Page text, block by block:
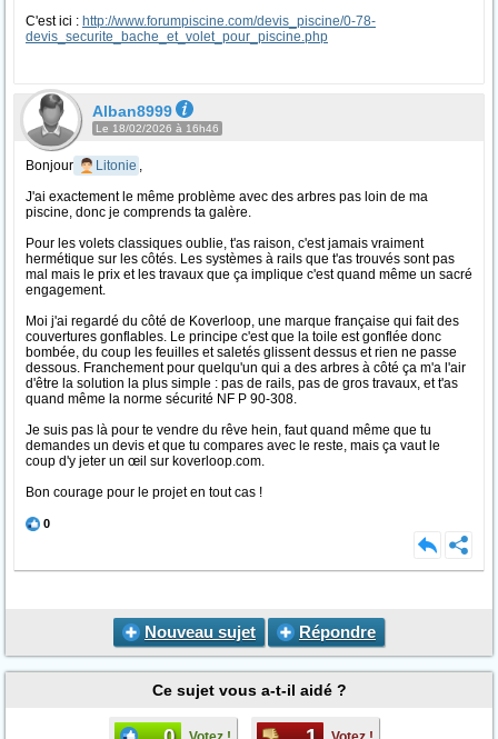
C'est ici : http://www.forumpiscine.com/devis_piscine/0-78-
devis_securite_bache_et_volet_pour_piscine.php
Alban8999
Le 18/02/2026 à 16h46
Bonjour Litonie ,
J'ai exactement le même problème avec des arbres pas loin de ma
piscine, donc je comprends ta galère.
Pour les volets classiques oublie, t'as raison, c'est jamais vraiment
hermétique sur les côtés. Les systèmes à rails que t'as trouvés sont pas
mal mais le prix et les travaux que ça implique c'est quand même un sacré
engagement.
Moi j'ai regardé du côté de Koverloop, une marque française qui fait des
couvertures gonflables. Le principe c'est que la toile est gonflée donc
bombée, du coup les feuilles et saletés glissent dessus et rien ne passe
dessous. Franchement pour quelqu'un qui a des arbres à côté ça m'a l'air
d'être la solution la plus simple : pas de rails, pas de gros travaux, et t'as
quand même la norme sécurité NF P 90-308.
Je suis pas là pour te vendre du rêve hein, faut quand même que tu
demandes un devis et que tu compares avec le reste, mais ça vaut le
coup d'y jeter un œil sur koverloop.com.
Bon courage pour le projet en tout cas !
0
Nouveau sujet Répondre
Ce sujet vous a-t-il aidé ?